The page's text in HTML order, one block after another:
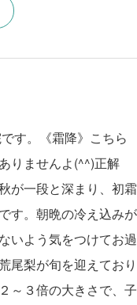
す。《霜降》こちら
りませんよ(^^)正解
が一段と深まり、初霜
す。朝晩の冷え込みが
いよう気をつけてお過
尾梨が旬を迎えており
～３倍の大きさで、子